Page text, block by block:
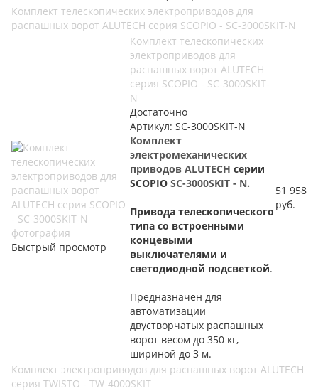
Комплект телескопических электроприводов для
распашных ворот ALUTECH серия SCOPIO - SC-3000SKIT-N
Быстрый просмотр
Комплект телескопических
электроприводов для
распашных ворот ALUTECH
серия SCOPIO - SC-3000SKIT-
N
Достаточно
Артикул: SC-3000SKIT-N
Комплект
электромеханических
приводов ALUTECH серии
SCOPIO SC-3000SKIT - N.
Привода телескопического
типа со встроенными
концевыми
выключателями и
светодиодной подсветкой.
Предназначен для
автоматизации
двустворчатых распашных
ворот весом до 350 кг,
шириной до 3 м.
51 958
руб.
Комплект электроприводов для распашных ворот ALUTECH
серия TWISTO - TW-4000SKIT